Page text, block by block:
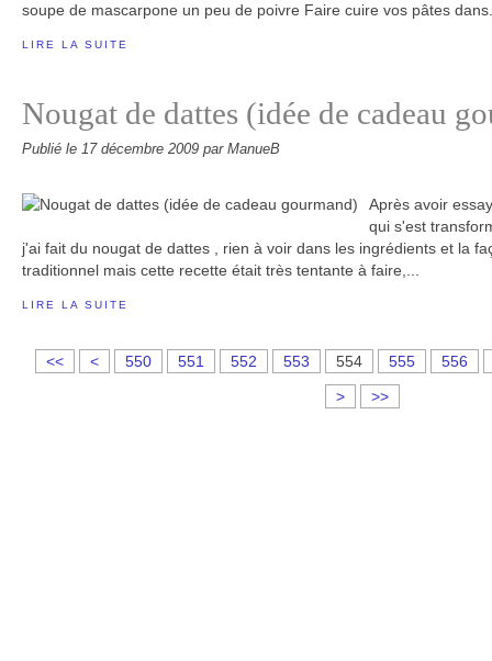
soupe de mascarpone un peu de poivre Faire cuire vos pâtes
LIRE LA SUITE
Nougat de dattes (idée de cadeau
Publié le 17 décembre 2009 par ManueB
Après avoir
qui s'est
j'ai fait du nougat de dattes , rien à voir dans les ingrédients et la
traditionnel mais cette recette était très tentante à faire,...
LIRE LA SUITE
<< <
5
5
5
5
5
550 551 552 553 554 555
556
>
>>